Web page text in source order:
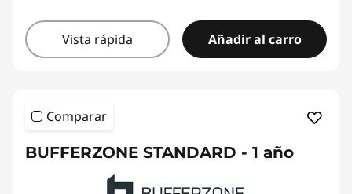
Vista rápida Añadir al carro
Comparar
BUFFERZONE STANDARD - 1 año